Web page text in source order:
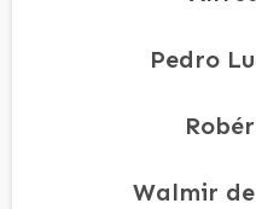
Pedro
Walmir